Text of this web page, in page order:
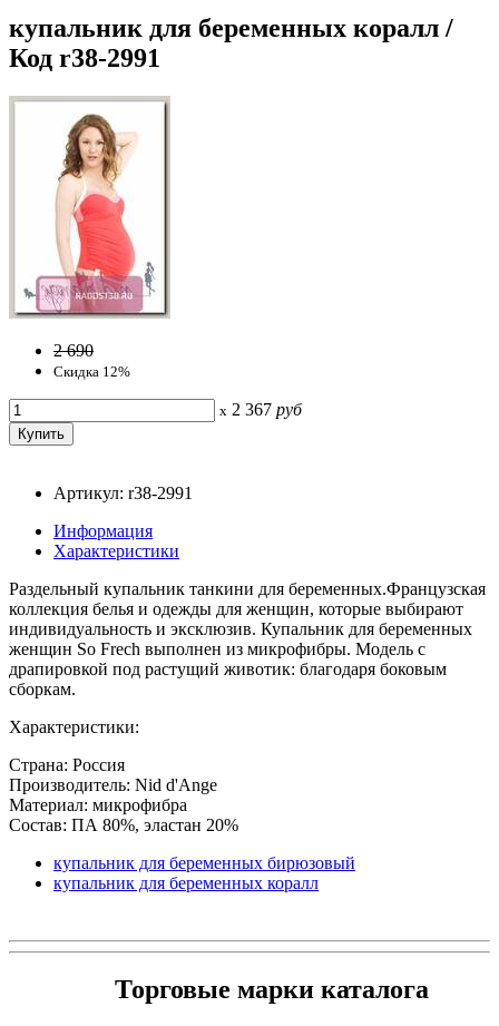
купальник для беременных коралл /
Код r38-2991
2 690
Скидка 12%
x 2 367 руб
Артикул: r38-2991
Информация
Характеристики
Раздельный купальник танкини для беременных.Французская
коллекция белья и одежды для женщин, которые выбирают
индивидуальность и эксклюзив. Купальник для беременных
женщин So Frech выполнен из микрофибры. Модель с
драпировкой под растущий животик: благодаря боковым
сборкам.
Характеристики:
Страна: Россия
Производитель: Nid d'Ange
Материал: микрофибра
Состав: ПА 80%, эластан 20%
купальник для беременных бирюзовый
купальник для беременных коралл
Торговые марки каталога